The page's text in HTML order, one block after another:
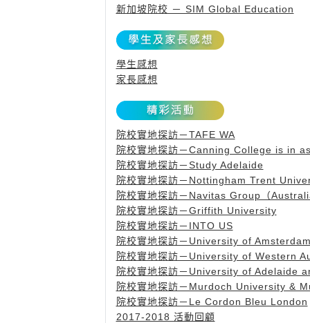
新加坡院校 － SIM Global Education
學生感想
家長感想
院校實地探訪－TAFE WA
院校實地探訪－Canning College is in
院校實地探訪－Study Adelaide
院校實地探訪－Nottingham Trent
院校實地探訪－Navitas Group（
院校實地探訪－Griffith University
院校實地探訪－INTO US
院校實地探訪－University of
院校實地探訪－University of Western
院校實地探訪－University of Adelaide
院校實地探訪－Murdoch University &
院校實地探訪－Le Cordon Bleu London
2017-2018 活動回顧